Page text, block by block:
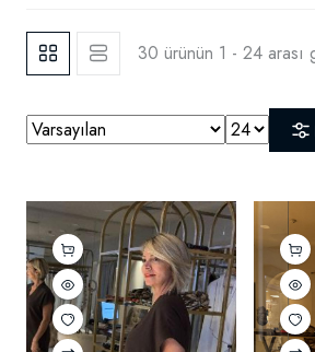
30 ürünün 1 - 24 arası